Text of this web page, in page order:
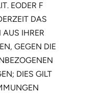
EODER F
DAS
IHRER
GEGEN DIE
DIES GILT